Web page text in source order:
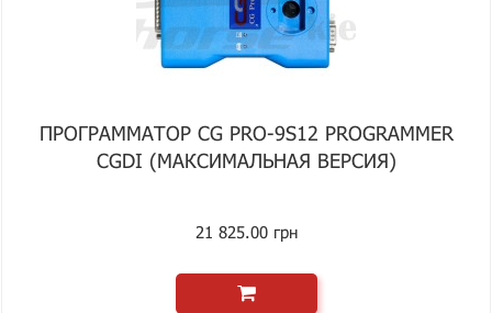
ПРОГРАММАТОР CG PRO-9S12 PROGRAMMER
CGDI (МАКСИМАЛЬНАЯ ВЕРСИЯ)
21 825.00 грн